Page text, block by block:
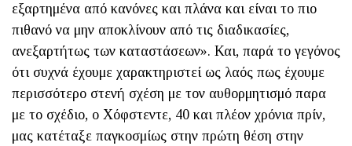
εξαρτημένα από κανόνες και πλάνα και είναι το πιο
πιθανό να μην αποκλίνουν από τις διαδικασίες,
ανεξαρτήτως των καταστάσεων». Και, παρά το γεγόνος
ότι συχνά έχουμε χαρακτηριστεί ως λαός πως έχουμε
περισσότερο στενή σχέση με τον αυθορμητισμό παρα
με το σχέδιο, ο Χόφστεντε, 40 και πλέον χρόνια πρίν,
μας κατέταξε παγκοσμίως στην πρώτη θέση στην